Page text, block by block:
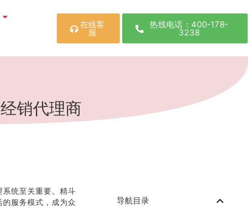
在线客
服
热线电话：400-178-
3238
销代理商
统至关重要。精斗
服务模式，成为众
导航目录